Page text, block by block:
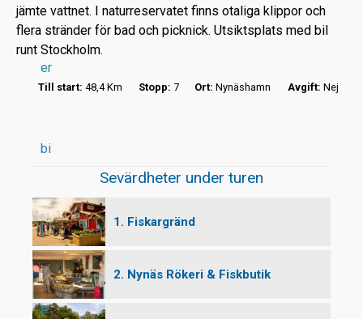
er
bi
l
P
jämte vattnet. I naturreservatet finns otaliga klippor och
flera stränder för bad och picknick. Utsiktsplats med bil
runt Stockholm.
Till start: 48,4 Km Stopp: 7 Ort: Nynäshamn Avgift: Nej
Sevärdheter under turen
1. Fiskargränd
2. Nynäs Rökeri & Fiskbutik